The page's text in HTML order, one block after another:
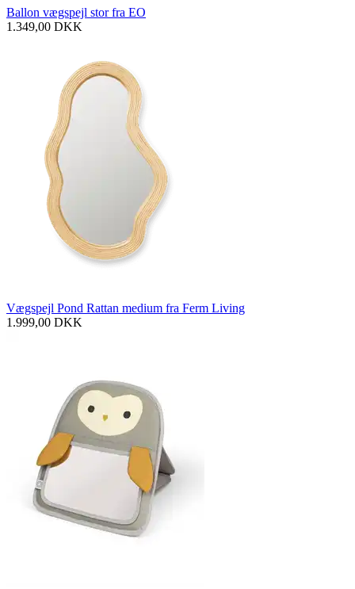
Ballon vægspejl stor fra EO
1.349,00 DKK
Vægspejl Pond Rattan medium fra Ferm Living
1.999,00 DKK